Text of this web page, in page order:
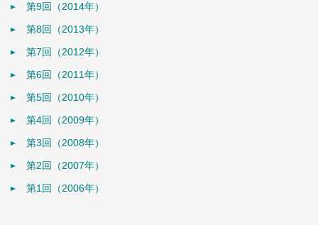
第9回（2014年）
第8回（2013年）
第7回（2012年）
第6回（2011年）
第5回（2010年）
第4回（2009年）
第3回（2008年）
第2回（2007年）
第1回（2006年）